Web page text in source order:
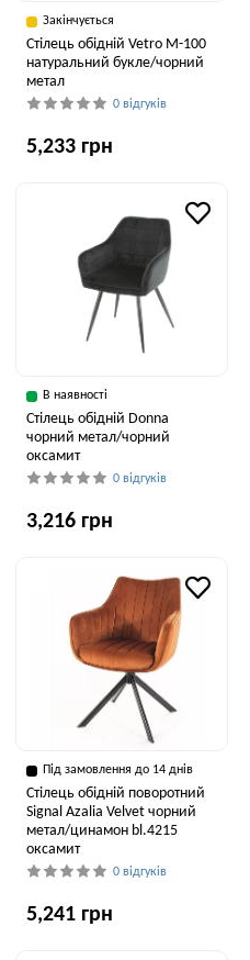
Закінчується
Стілець обідній Vetro M-100
натуральний букле/чорний
метал
0 відгуків
5,233 грн
В наявності
Стілець обідній Donna
чорний метал/чорний
оксамит
0 відгуків
3,216 грн
Під замовлення до 14 днів
Стілець обідній поворотний
Signal Azalia Velvet чорний
метал/цинамон bl.4215
оксамит
0 відгуків
5,241 грн